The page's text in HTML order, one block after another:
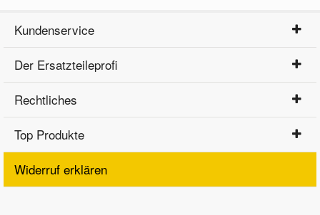
Kundenservice
Der Ersatzteileprofi
Rechtliches
Top Produkte
Widerruf erklären